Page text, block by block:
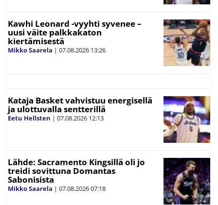
Kawhi Leonard -vyyhti syvenee –
uusi väite palkkakaton
kiertämisestä
Mikko Saarela | 07.08.2026 13:26
Kataja Basket vahvistuu energisellä
ja ulottuvalla sentterillä
Eetu Hellsten | 07.08.2026 12:13
Lähde: Sacramento Kingsillä oli jo
treidi sovittuna Domantas
Sabonisista
Mikko Saarela | 07.08.202607:18